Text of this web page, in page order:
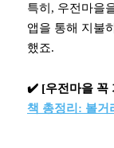
특히, 우전마을
앱을 통해 지불
했죠.
✔️ [우전마을 꼭
책 총정리: 볼거